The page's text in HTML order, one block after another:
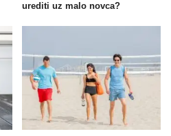
urediti uz malo novca?